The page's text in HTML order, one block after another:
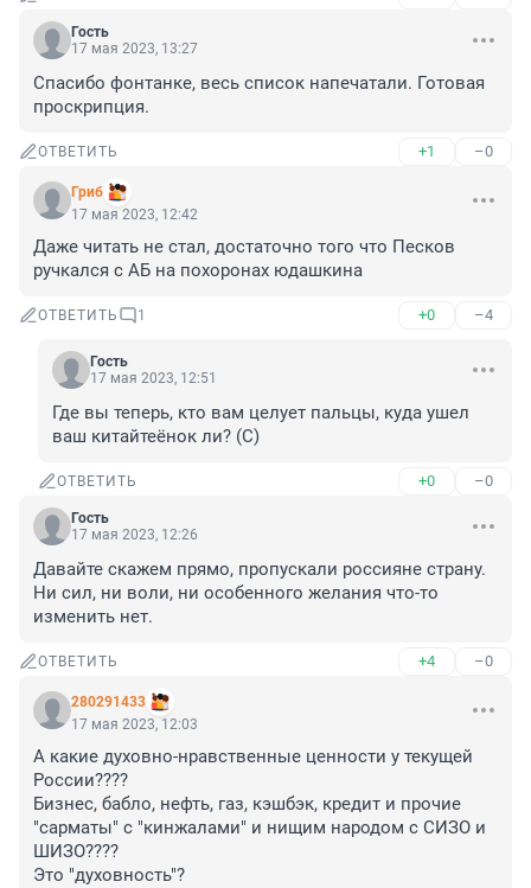
Гость
17 мая 2023, 13:27
Спасибо фонтанке, весь список напечатали. Готовая
проскрипция.
ОТВЕТИТЬ +1 –0
Гриб
17 мая 2023, 12:42
Даже читать не стал, достаточно того что Песков
ручкался с АБ на похоронах юдашкина
ОТВЕТИТЬ 1 +0 –4
Гость
17 мая 2023, 12:51
Где вы теперь, кто вам целует пальцы, куда ушел
ваш китайтеёнок ли? (С)
ОТВЕТИТЬ +0 –0
Гость
17 мая 2023, 12:26
Давайте скажем прямо, пропускали россияне страну.
Ни сил, ни воли, ни особенного желания что-то
изменить нет.
ОТВЕТИТЬ +4 –0
280291433
17 мая 2023, 12:03
А какие духовно-нравственные ценности у текущей
России????
Бизнес, бабло, нефть, газ, кэшбэк, кредит и прочие
"сарматы" с "кинжалами" и нищим народом с СИЗО и
ШИЗО????
Это "духовность"?